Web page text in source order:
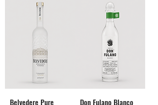
Belvedere Pure
Don Fulano Blanco